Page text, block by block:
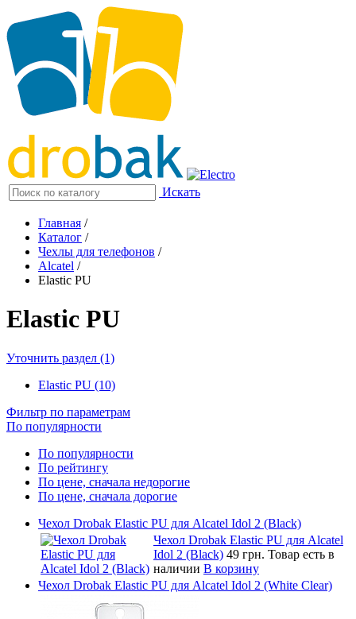
Искать
Главная /
Каталог /
Чехлы для телефонов /
Alcatel /
Elastic PU
Elastic PU
Уточнить раздел (1)
Elastic PU (10)
Фильтр по параметрам
По популярности
По популярности
По рейтингу
По цене, сначала недорогие
По цене, сначала дорогие
Чехол Drobak Elastic PU для Alcatel Idol 2 (Black)
Чехол Drobak Elastic PU для Alcatel
Idol 2 (Black) 49 грн. Товар есть в
наличии В корзину
Чехол Drobak Elastic PU для Alcatel Idol 2 (White Clear)